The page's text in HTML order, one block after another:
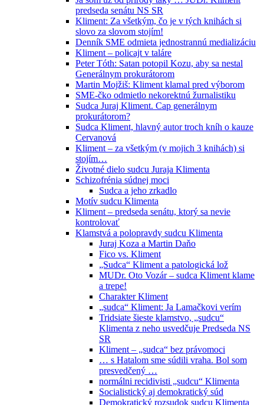
predseda senátu NS SR
Kliment: Za všetkým, čo je v tých knihách si
slovo za slovom stojím!
Denník SME odmieta jednostrannú medializáciu
Kliment – policajt v taláre
Peter Tóth: Satan potopil Kozu, aby sa nestal
Generálnym prokurátorom
Martin Mojžiš: Kliment klamal pred výborom
SME-čko odmietlo nekorektnú žurnalistiku
Sudca Juraj Kliment. Cap generálnym
prokurátorom?
Sudca Kliment, hlavný autor troch kníh o kauze
Cervanová
Kliment – za všetkým (v mojich 3 knihách) si
stojím…
Životné dielo sudcu Juraja Klimenta
Schizofrénia súdnej moci
Sudca a jeho zrkadlo
Motív sudcu Klimenta
Kliment – predseda senátu, ktorý sa nevie
kontrolovať
Klamstvá a polopravdy sudcu Klimenta
Juraj Koza a Martin Daňo
Fico vs. Kliment
„Sudca“ Kliment a patologická lož
MUDr. Oto Vozár – sudca Kliment klame
a trepe!
Charakter Kliment
„sudca“ Kliment: Ja Lamačkovi verím
Tridsiate šieste klamstvo, „sudcu“
Klimenta z neho usvedčuje Predseda NS
SR
Kliment – „sudca“ bez právomoci
… s Hatalom sme súdili vraha. Bol som
presvedčený …
normálni recidivisti „sudcu“ Klimenta
Socialistický aj demokratický súd
Demokratický rozsudok sudcu Klimenta